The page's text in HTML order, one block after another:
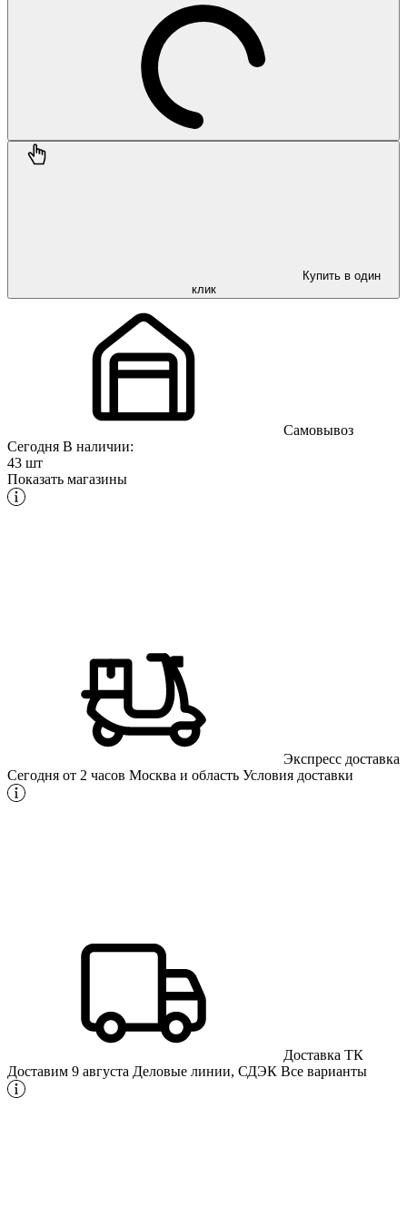
Купить в один
клик
Самовывоз
Сегодня В наличии:
43 шт
Показать магазины
Экспресс доставка
Сегодня от 2 часов Москва и область Условия доставки
Доставка ТК
Доставим 9 августа Деловые линии, СДЭК Все варианты